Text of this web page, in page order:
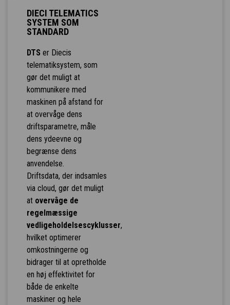
DIECI TELEMATICS
SYSTEM SOM
STANDARD
DTS er Diecis
telematiksystem, som
gør det muligt at
kommunikere med
maskinen på afstand for
at overvåge dens
driftsparametre, måle
dens ydeevne og
begrænse dens
anvendelse.
Driftsdata, der indsamles
via cloud, gør det muligt
at overvåge de
regelmæssige
vedligeholdelsescyklusser,
hvilket optimerer
omkostningerne og
bidrager til at opretholde
en høj effektivitet for
både de enkelte
maskiner og hele